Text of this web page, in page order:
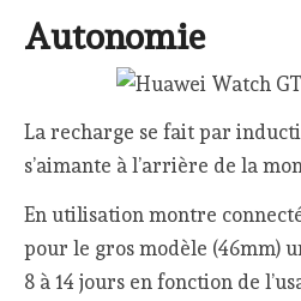
Autonomie
La recharge se fait par
s’aimante à l’arrière de la
En utilisation montre
pour le gros modèle (46mm)
8 à 14 jours en fonction de